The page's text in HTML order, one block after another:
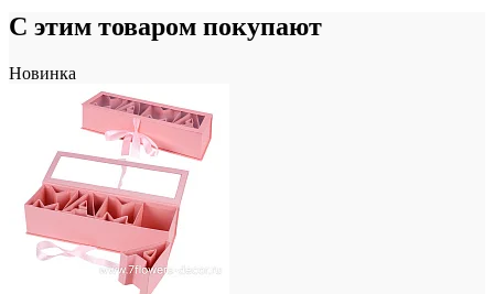
С этим товаром покупают
Новинка